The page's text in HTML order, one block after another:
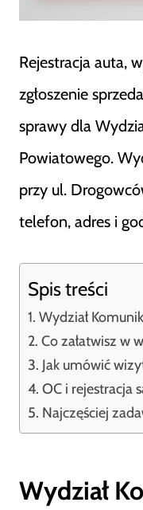
Rejestracja auta,
zgłoszenie
sprawy dla
Powiatowego.
przy ul.
telefon, adres i
Spis treści
Wydział
Co załatwisz w
Jak umówić
OC i rejestracja
Najczęściej
Wydział